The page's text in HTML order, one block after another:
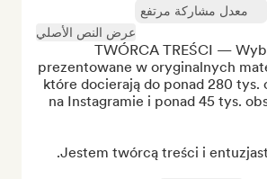
معدل مشاركة مرتفع
عرض النص الأصلي
TWÓRCA TREŚCI —
prezentowane w oryginalnych
które docierają do ponad 280 tys.
na Instagramie i ponad 45 tys.